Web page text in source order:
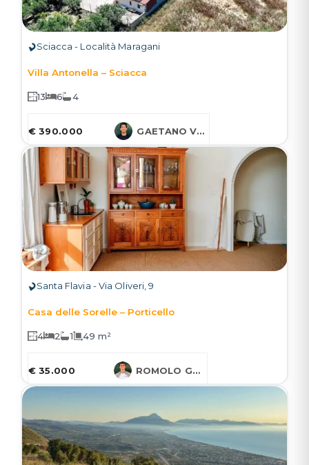
Sciacca - Località Maragani
Villa Antonella – Sciacca
13 6 4
€ 390.000 GAETANO VARCASIA
Santa Flavia - Via Oliveri, 9
Casa delle Sorelle – Porticello
4 2 1 49 m²
€ 35.000 ROMOLO GRUESSNER